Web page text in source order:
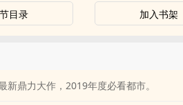
目录 加入书架
鼎力大作，2019年度必看都市。